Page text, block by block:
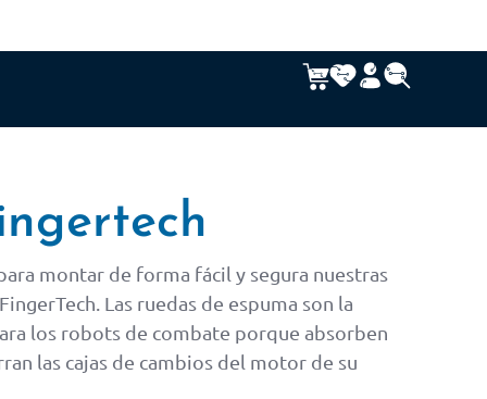
montar de forma fácil y segura nuestras
Las ruedas de espuma son la
los robots de combate porque absorben
las cajas de cambios del motor de su